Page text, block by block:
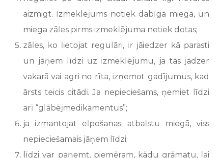
aizmigt. Izmeklējums notiek dabīgā miegā, un
miega zāles pirms izmeklējuma netiek dotas;
zāles, ko lietojat regulāri, ir jāiedzer kā parasti
un jāņem līdzi uz izmeklējumu, ja tās jādzer
vakarā vai agri no rīta, izņemot gadījumus, kad
ārsts teicis citādi. Ja nepieciešams, ņemiet līdzi
arī “glābējmedikamentus”;
ja izmantojat elpošanas atbalstu miegā, viss
nepieciešamais jāņem līdzi;
līdzi var paņemt, piemēram, kādu grāmatu, lai